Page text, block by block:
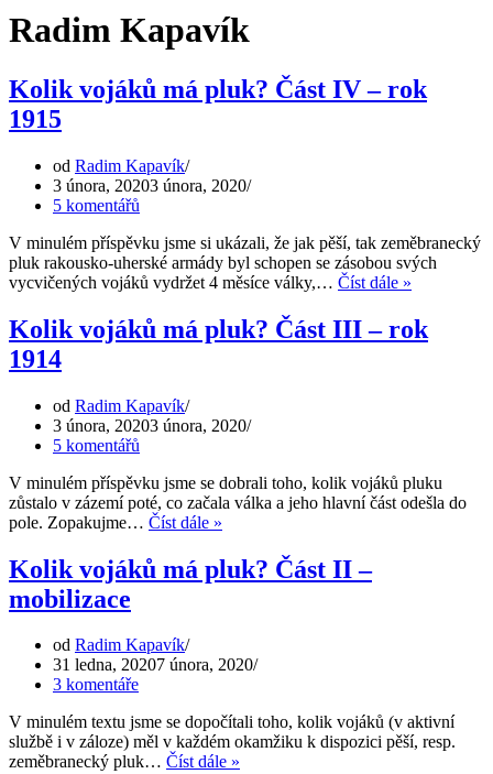
Radim Kapavík
Kolik vojáků má pluk? Část IV – rok
1915
od Radim Kapavík
3 února, 20203 února, 2020
5 komentářů
V minulém příspěvku jsme si ukázali, že jak pěší, tak zeměbranecký
pluk rakousko-uherské armády byl schopen se zásobou svých
vycvičených vojáků vydržet 4 měsíce války,… Číst dále »
má
pluk?
Kolik vojáků má pluk? Část III – rok
1914
od Radim Kapavík
3 února, 20203 února, 2020
5 komentářů
V minulém příspěvku jsme se dobrali toho, kolik vojáků pluku
zůstalo v zázemí poté, co začala válka a jeho hlavní část odešla do
pole. Zopakujme… Číst dále »
má
pluk?
rok
Kolik vojáků má pluk? Část II –
mobilizace
od Radim Kapavík
31 ledna, 20207 února, 2020
3 komentáře
V minulém textu jsme se dopočítali toho, kolik vojáků (v aktivní
službě i v záloze) měl v každém okamžiku k dispozici pěší, resp.
zeměbranecký pluk… Číst dále »